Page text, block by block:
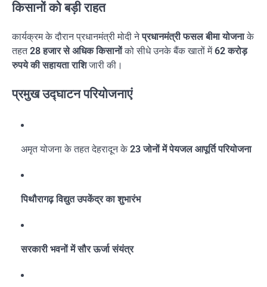
किसानों को बड़ी राहत
कार्यक्रम के दौरान प्रधानमंत्री मोदी नेप्रधानमंत्री फसल बीमा योजनाके
तहत28 हजार से अधिक किसानोंको सीधे उनके बैंक खातों में62 करोड़
रुपये की सहायता राशिजारी की।
प्रमुख उद्घाटन परियोजनाएं
अमृत योजना के तहत देहरादून के 23 जोनों में पेयजल आपूर्ति परियोजना
पिथौरागढ़ विद्युत उपकेंद्र का शुभारंभ
सरकारी भवनों में सौर ऊर्जा संयंत्र